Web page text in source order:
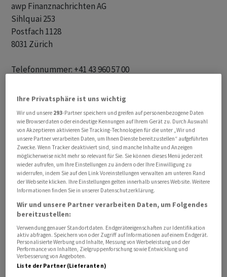
awp Finanznachrichten AG
Sihlquai 253
Postfach 1128
8031 Zürich
Telefonnummer: +41 43 960 57 00
E-mail: redakt@awp.ch
Twitter: @awp_de und @awp_fr
Geschäftsführung: Christoph Gaberthüel
Alle angegebenen Zeiten beziehen sich auf MESZ.
Die internationalen Nachrichten "awp international"
stammen von unserer Partneragentur dpa-AFX
Alle Meldungen werden mit journalistischer Sorgfalt
erarbeitet. Für Verzögerungen, Irrtümer, Fehler und
Unterlassungen wird jedoch keine Haftung
Ihre Privatsphäre ist uns wichtig
Wir und unsere 293-Partner speichern und greifen auf personenbezogene Daten
wie Browserdaten oder eindeutige Kennungen auf Ihrem Gerät zu. Durch Auswahl
von Akzeptieren aktivieren Sie Tracking-Technologien für die unter „Wir und
unsere Partner verarbeiten Daten, um Ihnen Dienste bereitzustellen“ aufgeführten
Zwecke. Wenn Tracker deaktiviert sind, sind manche Inhalte und Anzeigen
möglicherweise nicht mehr so relevant für Sie. Sie können dieses Menü jederzeit
wieder aufrufen, um Ihre Einstellungen zu ändern oder Ihre Einwilligung zu
widerrufen, indem Sie auf den Link Voreinstellungen verwalten am unteren Rand
der Webseite klicken. Ihre Einstellungen gelten innerhalb unseres Website. Weitere
Informationen finden Sie in unserer Datenschutzerklärung.
Wir und unsere Partner verarbeiten Daten, um Folgendes
bereitzustellen:
Verwendung genauer Standortdaten. Endgeräteeigenschaften zur Identifikation
aktiv abfragen. Speichern von oder Zugriff auf Informationen auf einem Endgerät.
Personalisierte Werbung und Inhalte, Messung von Werbeleistung und der
Performance von Inhalten, Zielgruppenforschung sowie Entwicklung und
Verbesserung von Angeboten.
Liste der Partner (Lieferanten)